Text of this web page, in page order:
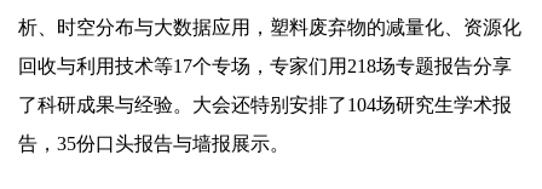
析、时空分布与大数据应用，塑料废弃物的减量化、资源化
回收与利用技术等17个专场，专家们用218场专题报告分享
了科研成果与经验。大会还特别安排了104场研究生学术报
告，35份口头报告与墙报展示。